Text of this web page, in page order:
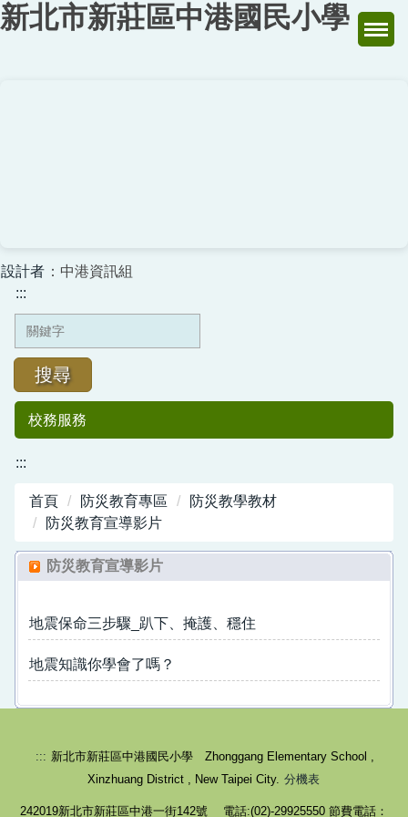
跳
到
新北市新莊區中港國民小學
設計者 ：中港資訊組
:::
搜尋
校務服務
週年紀念專刊
:::
首頁 防災教育專區
防災教學教材
防災教育宣導影片
防災教育宣導影片
地震保命三步驟_趴下、掩護、穩住
地震知識你學會了嗎？
::: 新北市新莊區中港國民小學 Zhonggang Elementary School ,
Xinzhuang District , New Taipei City. 分機表
242019新北市新莊區中港一街142號 電話:(02)-29925550 節費電話：